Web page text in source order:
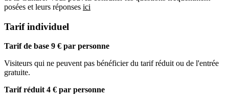
posées et leurs réponses ici
Tarif individuel
Tarif de base 9 € par personne
Visiteurs qui ne peuvent pas bénéficier du tarif réduit ou de l'entrée
gratuite.
Tarif réduit 4 € par personne